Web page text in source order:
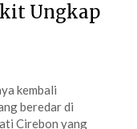
Ungkap
kembali
beredar di
Cirebon yang